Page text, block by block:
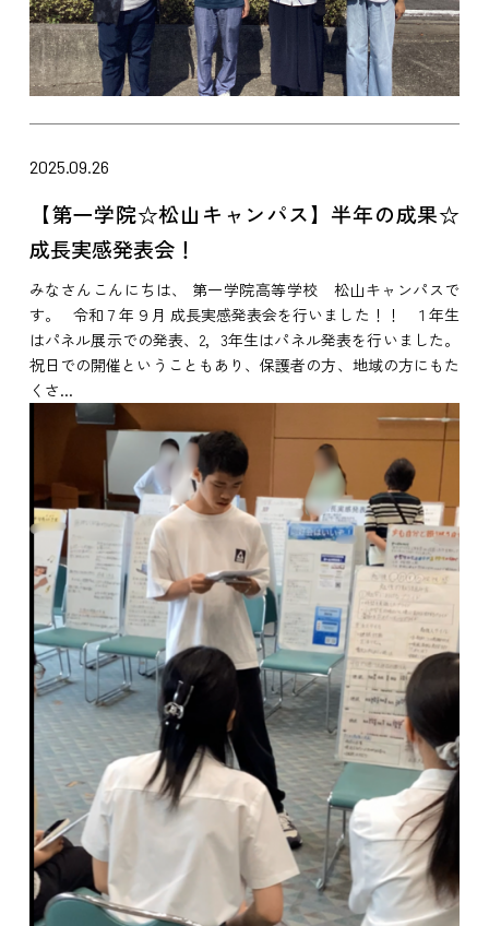
2025.09.26
【第一学院☆松山キャンパス】半年の成果☆
成長実感発表会！
みなさんこんにちは、 第一学院高等学校 松山キャンパスで
す。 令和７年９月 成長実感発表会を行いました！！ １年生
はパネル展示での発表、2，3年生はパネル発表を行いました。
祝日での開催ということもあり、保護者の方、地域の方にもた
くさ...